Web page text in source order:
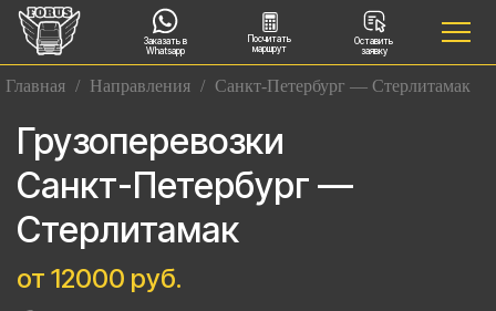
Заказать в
Whatsapp
Посчитать
маршрут
Оставить
заявку
Главная / Направления / Санкт-Петербург — Стерлитамак
Грузоперевозки
Санкт-Петербург —
Стерлитамак
от 12000 руб.